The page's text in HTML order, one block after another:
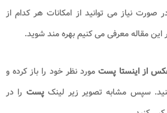
صورت نیاز می توانید از امکانات هر کدام از
این مقاله معرفی می کنیم بهره مند شوید.
از اینستا پستمورد نظر خود را باز کرده و
سپس مشابه تصویر زیر لینکپست را در